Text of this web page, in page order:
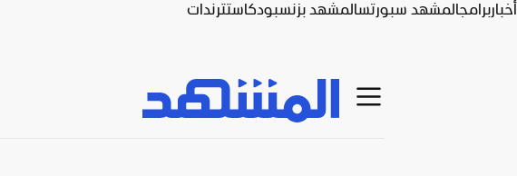
أخباربرامجالمشهد سبورتسالمشهد بزنسبودكاستترندات